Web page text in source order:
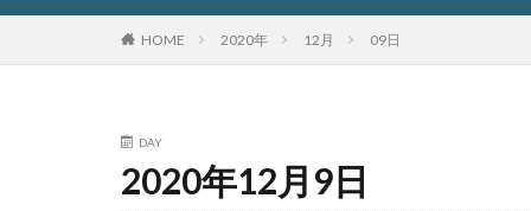
HOME 2020年 12月 09日
DAY
2020年12月9日